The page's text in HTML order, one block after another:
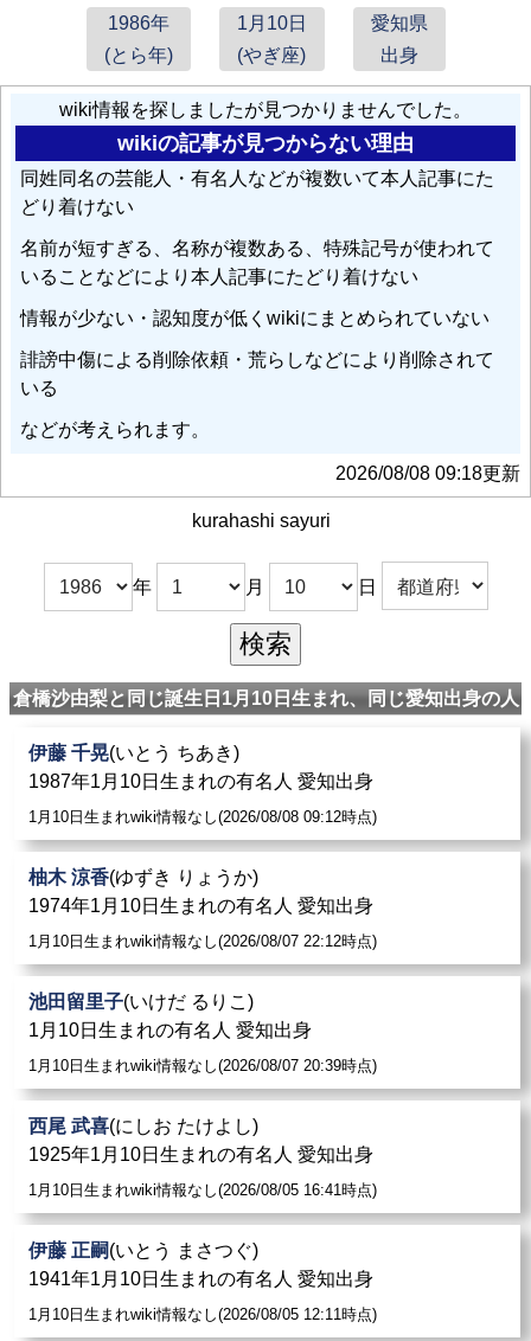
1986年
(とら年)
1月10日
(やぎ座)
愛知県
出身
wiki情報を探しましたが見つかりませんでした。
wikiの記事が見つからない理由
同姓同名の芸能人・有名人などが複数いて本人記事にた
どり着けない
名前が短すぎる、名称が複数ある、特殊記号が使われて
いることなどにより本人記事にたどり着けない
情報が少ない・認知度が低くwikiにまとめられていない
誹謗中傷による削除依頼・荒らしなどにより削除されて
いる
などが考えられます。
2026/08/08 09:18更新
kurahashi sayuri
年 月 日
倉橋沙由梨と同じ誕生日1月10日生まれ、同じ愛知出身の人
伊藤 千晃(いとう ちあき)
1987年1月10日生まれの有名人 愛知出身
1月10日生まれwiki情報なし(2026/08/08 09:12時点)
柚木 涼香(ゆずき りょうか)
1974年1月10日生まれの有名人 愛知出身
1月10日生まれwiki情報なし(2026/08/07 22:12時点)
池田留里子(いけだ るりこ)
1月10日生まれの有名人 愛知出身
1月10日生まれwiki情報なし(2026/08/07 20:39時点)
西尾 武喜(にしお たけよし)
1925年1月10日生まれの有名人 愛知出身
1月10日生まれwiki情報なし(2026/08/05 16:41時点)
伊藤 正嗣(いとう まさつぐ)
1941年1月10日生まれの有名人 愛知出身
1月10日生まれwiki情報なし(2026/08/05 12:11時点)